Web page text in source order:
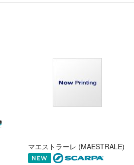
マエストラーレ (MAESTRALE)